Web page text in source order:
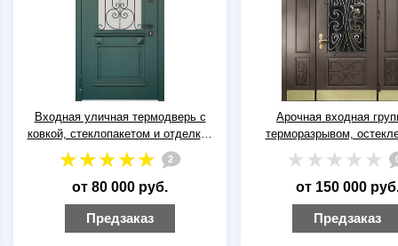
Входная уличная термодверь с
ковкой, стеклопакетом и отделкой
зелеными плитами МДФ с багетом
2
от 80 000 руб.
Предзаказ
Арочная входная
терморазрывом,
ковкой и отбойниками
(отделка панелями
от 150 000
Предзаказ